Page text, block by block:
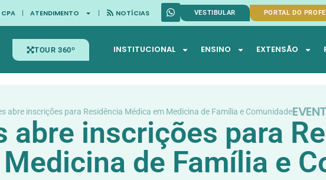
CPA ATENDIMENTO NOTÍCIAS VESTIBULAR PORTAL DO
TOUR 360º INSTITUCIONAL ENSINO EXTENSÃO
abre inscrições para Residência Médica em Medicina de Família e Comunidade
abre inscrições para
de Família e